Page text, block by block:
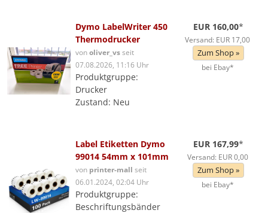
Dymo LabelWriter 450
Thermodrucker
vonoliver_vsseit
07.08.2026, 11:16 Uhr
Produktgruppe:
Drucker
Zustand: Neu
EUR 160,00*
Versand: EUR 17,00
Zum Shop »
bei Ebay*
Label Etiketten Dymo
99014 54mm x 101mm
von printer-mall seit
06.01.2024, 02:04 Uhr
Produktgruppe:
Beschriftungsbänder
EUR 167,99*
Versand: EUR 0,00
Zum Shop »
bei Ebay*